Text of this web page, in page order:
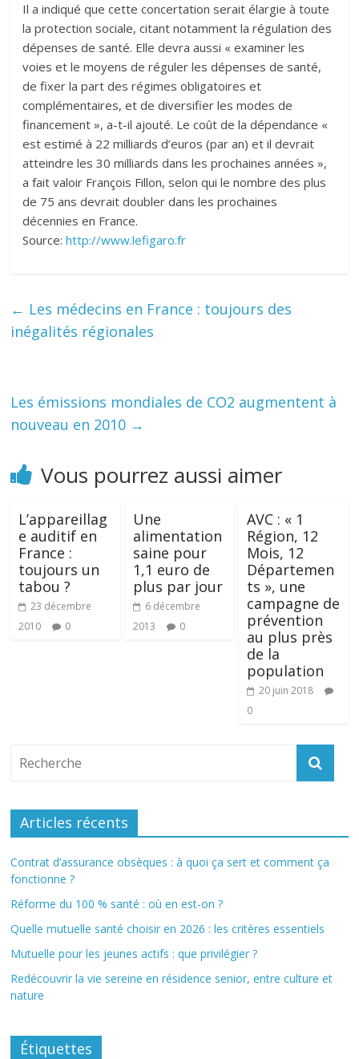
Il a indiqué que cette concertation serait élargie à toute
la protection sociale, citant notamment la régulation des
dépenses de santé. Elle devra aussi « examiner les
voies et le moyens de réguler les dépenses de santé,
de fixer la part des régimes obligatoires et
complémentaires, et de diversifier les modes de
financement », a-t-il ajouté. Le coût de la dépendance «
est estimé à 22 milliards d’euros (par an) et il devrait
atteindre les 30 milliards dans les prochaines années »,
a fait valoir François Fillon, selon qui le nombre des plus
de 75 ans devrait doubler dans les prochaines
décennies en France.
Source:http://www.lefigaro.fr
← Les médecins en France : toujours des
inégalités régionales
Les émissions mondiales de CO2 augmentent à
nouveau en 2010 →
Vous pourrez aussi aimer
L’appareillag
e auditif en
France :
toujours un
tabou ?
23 décembre
2010
0
Une
alimentation
saine pour
1,1 euro de
plus par jour
6 décembre
2013
0
AVC : « 1
Région, 12
Mois, 12
Départemen
ts », une
campagne de
prévention
au plus près
de la
population
20 juin 2018
0
Articles récents
Contrat d’assurance obsèques : à quoi ça sert et comment ça
fonctionne ?
Réforme du 100 % santé : où en est-on ?
Quelle mutuelle santé choisir en 2026 : les critères essentiels
Mutuelle pour les jeunes actifs : que privilégier ?
Redécouvrir la vie sereine en résidence senior, entre culture et
nature
Étiquettes